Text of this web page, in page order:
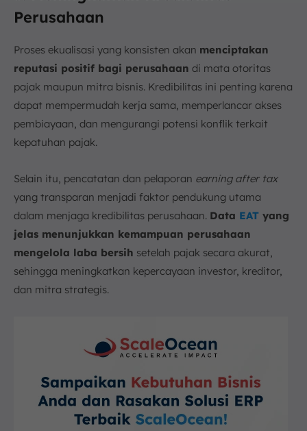
Perusahaan
Proses ekualisasi yang konsisten akan menciptakan
reputasi positif bagi perusahaan di mata otoritas
pajak maupun mitra bisnis. Kredibilitas ini penting karena
dapat mempermudah kerja sama, memperlancar akses
pembiayaan, dan mengurangi potensi konflik terkait
kepatuhan pajak.
Selain itu, pencatatan dan pelaporan earning after tax
yang transparan menjadi faktor pendukung utama
dalam menjaga kredibilitas perusahaan. Data EAT yang
jelas menunjukkan kemampuan perusahaan
mengelola laba bersih setelah pajak secara akurat,
sehingga meningkatkan kepercayaan investor, kreditor,
dan mitra strategis.